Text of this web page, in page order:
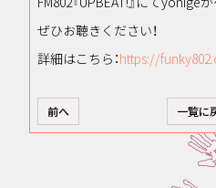
ぜひお聴きください！
詳細はこちら：https://
前へ 一覧に